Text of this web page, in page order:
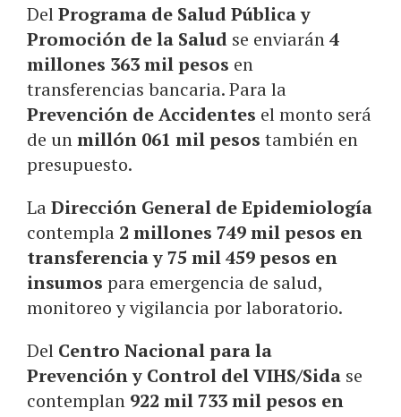
DelPrograma de Salud Pública y
Promoción de la Salud se enviarán4
millones 363 mil pesos en
transferencias bancaria. Para la
Prevención de Accidentes el monto será
de unmillón 061 mil pesos también en
presupuesto.
LaDirección General de Epidemiología
contempla 2 millones 749 mil pesos en
transferencia y 75 mil 459 pesos en
insumos para emergencia de salud,
monitoreo y vigilancia por laboratorio.
Del Centro Nacional para la
Prevención y Control del VIHS/Sida se
contemplan 922 mil 733 mil pesos en